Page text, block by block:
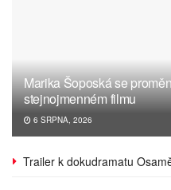
Marika Šoposká se
stejnojmenném filmu
6 SRPNA, 2026
Trailer k dokudramatu